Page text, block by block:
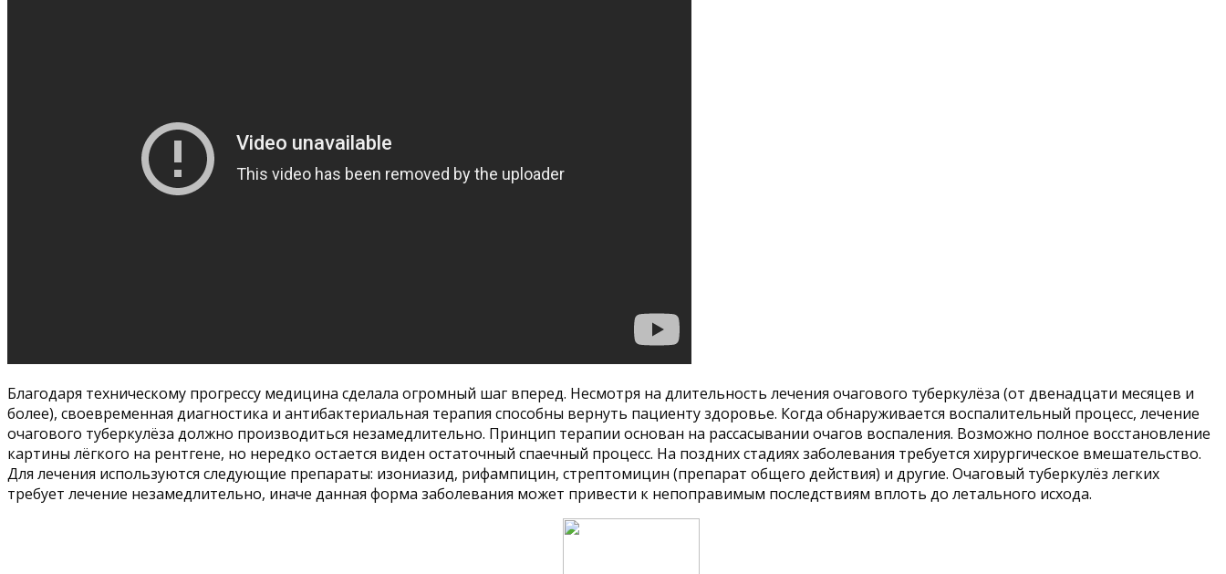
Благодаря техническому прогрессу медицина сделала огромный шаг вперед. Несмотря на длительность лечения очагового туберкулёза (от двенадцати месяцев и
более), своевременная диагностика и антибактериальная терапия способны вернуть пациенту здоровье. Когда обнаруживается воспалительный процесс, лечение
очагового туберкулёза должно производиться незамедлительно. Принцип терапии основан на рассасывании очагов воспаления. Возможно полное восстановление
картины лёгкого на рентгене, но нередко остается виден остаточный спаечный процесс. На поздних стадиях заболевания требуется хирургическое вмешательство.
Для лечения используются следующие препараты: изониазид, рифампицин, стрептомицин (препарат общего действия) и другие. Очаговый туберкулёз легких
требует лечение незамедлительно, иначе данная форма заболевания может привести к непоправимым последствиям вплоть до летального исхода.